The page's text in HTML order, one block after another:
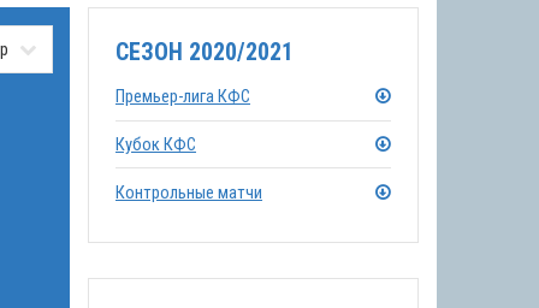
СЕЗОН 2020/2021
Премьер-лига КФС
Кубок КФС
Контрольные матчи